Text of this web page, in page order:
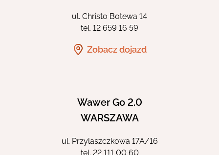
ul. Christo Botewa 14
tel. 12 659 16 59
Zobacz dojazd
Wawer Go 2.0
WARSZAWA
ul. Przylaszczkowa 17A/16
tel. 22 111 00 60